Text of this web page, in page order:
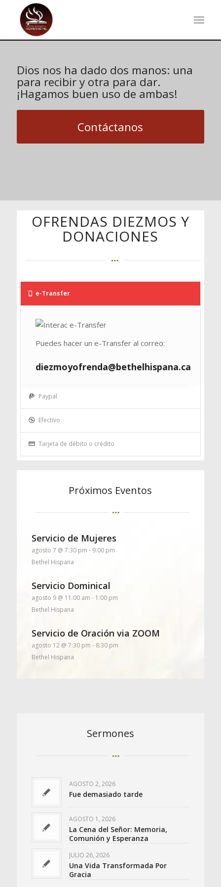
Dios nos ha dado dos manos: una
para recibir y otra para dar.
¡Hagamos buen uso de ambas!
Contáctanos
OFRENDAS DIEZMOS Y
DONACIONES
e-Transfer
Puedes hacer un e-Transfer al correo:
diezmoyofrenda@bethelhispana.ca
Paypal
Efectivo
Tarjeta de débito o crédito
Próximos Eventos
Servicio de Mujeres
agosto 7 @ 7:30 pm - 9:00 pm
Bethel Hispana
Servicio Dominical
agosto 9 @ 11:00 am - 1:00 pm
Bethel Hispana
Servicio de Oración via ZOOM
agosto 12 @ 7:30 pm - 8:30 pm
Bethel Hispana
Sermones
AGOSTO 2, 2026
Fue demasiado tarde
AGOSTO 1, 2026
La Cena del Señor: Memoria,
Comunión y Esperanza
JULIO 26, 2026
Una Vida Transformada Por
Gracia